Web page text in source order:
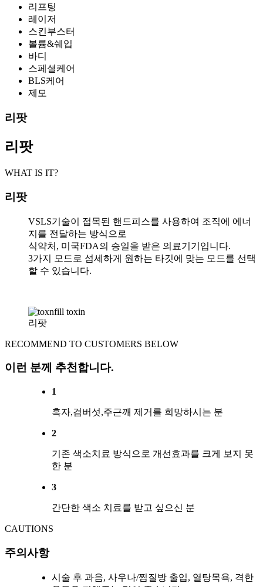
리프팅
레이저
스킨부스터
볼륨&쉐입
바디
스페셜케어
BLS케어
제모
리팟
리팟
WHAT IS IT?
리팟
VSLS기술이 접목된 핸드피스를 사용하여 조직에 에너
지를 전달하는 방식으로
식약처, 미국FDA의 승일을 받은 의료기기입니다.
3가지 모드로 섬세하게 원하는 타깃에 맞는 모드를 선택
할 수 있습니다.
리팟
RECOMMEND TO CUSTOMERS BELOW
이런 분께 추천합니다.
1
흑자,검버섯,주근깨 제거를 희망하시는 분
2
기존 색소치료 방식으로 개선효과를 크게 보지 못
한 분
3
간단한 색소 치료를 받고 싶으신 분
CAUTIONS
주의사항
시술 후 과음, 사우나/찜질방 출입, 열탕목욕, 격한